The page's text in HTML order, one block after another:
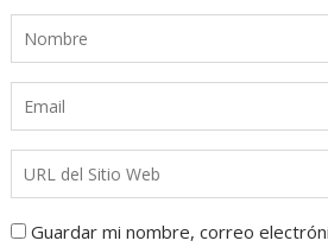
Guardar mi nombre, correo